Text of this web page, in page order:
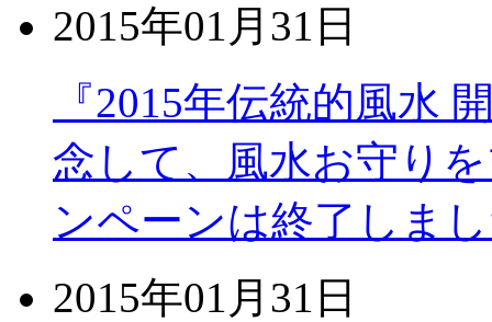
2015年01月31日
『2015年伝統的風水
念して、風水お守り
ンペーンは終了しま
2015年01月31日